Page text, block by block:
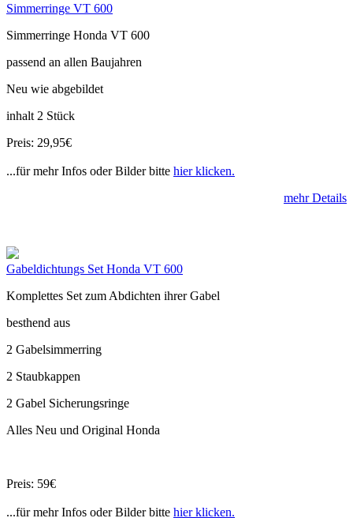
Simmerringe VT 600
Simmerringe Honda VT 600
passend an allen Baujahren
Neu wie abgebildet
inhalt 2 Stück
Preis: 29,95€
...für mehr Infos oder Bilder bitte hier klicken.
mehr Details
Gabeldichtungs Set Honda VT 600
Komplettes Set zum Abdichten ihrer Gabel
besthend aus
2 Gabelsimmerring
2 Staubkappen
2 Gabel Sicherungsringe
Alles Neu und Original Honda
Preis: 59€
...für mehr Infos oder Bilder bitte hier klicken.